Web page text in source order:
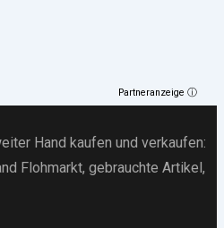
Partneranzeige ⓘ
Hand kaufen und verkaufen:
Flohmarkt, gebrauchte Artikel ,